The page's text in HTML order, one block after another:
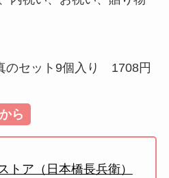
のセット9個入り 1708円
ら
トア（日本橋長兵衛）